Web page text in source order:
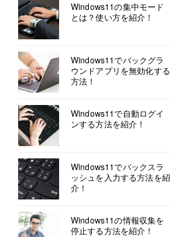
Windows11の集中モード
とは？使い方を紹介！
Windows11でバックグラ
ウンドアプリを無効化する
方法！
Windows11で自動ログイ
ンする方法を紹介！
Windows11でバックスラ
ッシュを入力する方法を紹
介！
Windows11の情報収集を
停止する方法を紹介！